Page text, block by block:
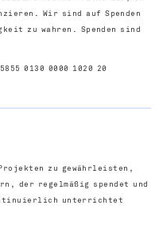
Wir sind auf Spenden
zu wahren. Spenden sind
0130 0000 1020 20
zu gewährleisten,
der regelmäßig spendet und
unterrichtet